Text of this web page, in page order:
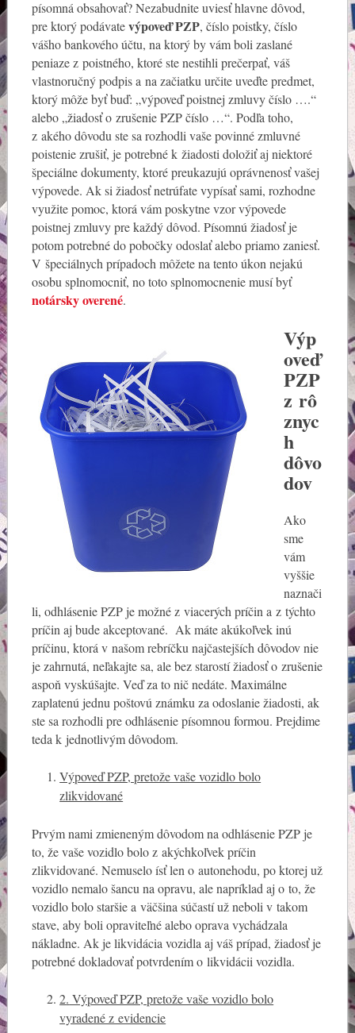
písomná obsahovať? Nezabudnite uviesť hlavne dôvod,
pre ktorý podávatevýpoveď PZP, číslo poistky, číslo
vášho bankového účtu, na ktorý by vám boli zaslané
peniaze z poistného, ktoré ste nestihli prečerpať, váš
vlastnoručný podpis a na začiatku určite uveďte predmet,
ktorý môže byť buď: „výpoveď poistnej zmluvy číslo ….“
alebo „žiadosť o zrušenie PZP číslo …“. Podľa toho,
z akého dôvodu ste sa rozhodli vaše povinné zmluvné
poistenie zrušiť, je potrebné k žiadosti doložiť aj niektoré
špeciálne dokumenty, ktoré preukazujú oprávnenosť vašej
výpovede. Ak si žiadosť netrúfate vypísať sami, rozhodne
využite pomoc, ktorá vám poskytne vzor výpovede
poistnej zmluvy pre každý dôvod. Písomnú žiadosť je
potom potrebné do pobočky odoslať alebo priamo zaniesť.
V špeciálnych prípadoch môžete na tento úkon nejakú
osobu splnomocniť, no toto splnomocnenie musí byť
notársky overené.
Výp
oveď
PZP
z rô
znyc
h
dôvo
dov
Ako
sme
vám
vyššie
naznači
li, odhlásenie PZP je možné z viacerých príčin a z týchto
príčin aj bude akceptované. Ak máte akúkoľvek inú
príčinu, ktorá v našom rebríčku najčastejších dôvodov nie
je zahrnutá, neľakajte sa, ale bez starostí žiadosť o zrušenie
aspoň vyskúšajte. Veď za to nič nedáte. Maximálne
zaplatenú jednu poštovú známku za odoslanie žiadosti, ak
ste sa rozhodli pre odhlásenie písomnou formou. Prejdime
teda k jednotlivým dôvodom.
Výpoveď PZP, pretože vaše vozidlo bolo
zlikvidované
Prvým nami zmieneným dôvodom na odhlásenie PZP je
to, že vaše vozidlo bolo z akýchkoľvek príčin
zlikvidované. Nemuselo ísť len o autonehodu, po ktorej už
vozidlo nemalo šancu na opravu, ale napríklad aj o to, že
vozidlo bolo staršie a väčšina súčastí už neboli v takom
stave, aby boli opraviteľné alebo oprava vychádzala
nákladne. Ak je likvidácia vozidla aj váš prípad, žiadosť je
potrebné dokladovať potvrdením o likvidácii vozidla.
2. Výpoveď PZP, pretože vaše vozidlo bolo
vyradené z evidencie